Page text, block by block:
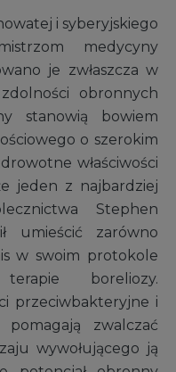
i syberyjskiego
medycyny
je zwłaszcza w
obronnych
stanowią bowiem
o szerokim
właściwości
jeden z najbardziej
Stephen
umieścić zarówno
w swoim protokole
boreliozy.
przeciwbakteryjne i
zwalczać
wywołującego ją